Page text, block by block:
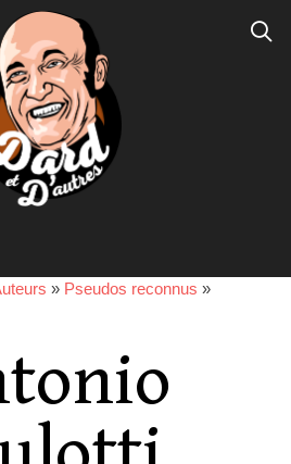
» Pseudos reconnus »